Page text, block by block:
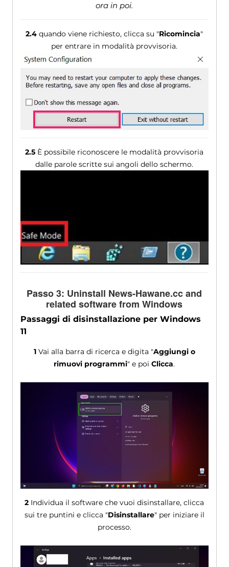
ora in poi.
2.4 quando viene richiesto, clicca su "Ricomincia"
per entrare in modalità provvisoria.
2.5 È possibile riconoscere le modalità provvisoria
dalle parole scritte sui angoli dello schermo.
Passo 3: Uninstall News-Hawane.cc and
related software from Windows
Passaggi di disinstallazione per Windows
11
1Vai alla barra di ricerca e digita "Aggiungi o
rimuovi programmi" e poiClicca.
2 Individua il software che vuoi disinstallare, clicca
sui tre puntini e clicca "Disinstallare" per iniziare il
processo.